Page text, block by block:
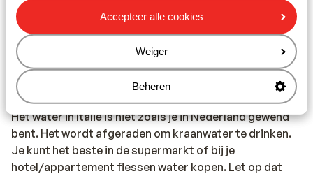
Accepteer alle cookies
Weiger
Beheren
Italië staat bekend om de pasta's en pizza's, maar ook
om de smaavolle wijnen zoals de Chianti en de o zo
populaire Prosecco. Als je in Italië bent, ben je
verzekerd van lekker eten en drinken. Kortom,
genieten!
Het water in Italië is niet zoals je in Nederland gewend
bent. Het wordt afgeraden om kraanwater te drinken.
Je kunt het beste in de supermarkt of bij je
hotel/appartement flessen water kopen. Let op dat